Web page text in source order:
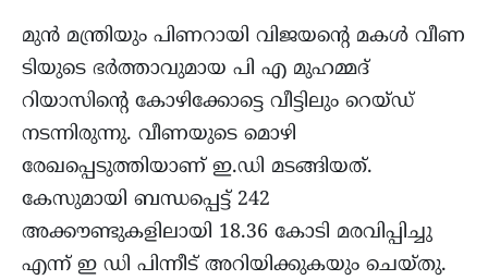
മുൻ മന്ത്രിയും പിണറായി വിജയൻ്റെ മകൾ വീണ
ടിയുടെ ഭർത്താവുമായ പി എ മുഹമ്മദ്
റിയാസിൻ്റെ കോഴിക്കോട്ടെ വീട്ടിലും റെയ്ഡ്
നടന്നിരുന്നു. വീണയുടെ മൊഴി
രേഖപ്പെടുത്തിയാണ് ഇ.ഡി മടങ്ങിയത്.
കേസുമായി ബന്ധപ്പെട്ട് 242
അക്കൗണ്ടുകളിലായി 18.36 കോടി മരവിപ്പിച്ചു
എന്ന് ഇ ഡി പിന്നീട് അറിയിക്കുകയും ചെയ്തു.